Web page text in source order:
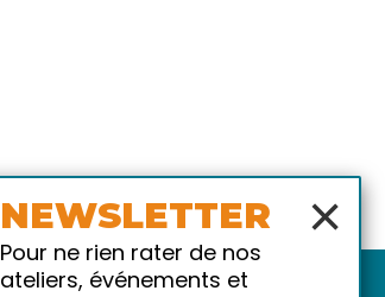
×
NEWSLETTER
Pour ne rien rater de nos
ateliers, événements et